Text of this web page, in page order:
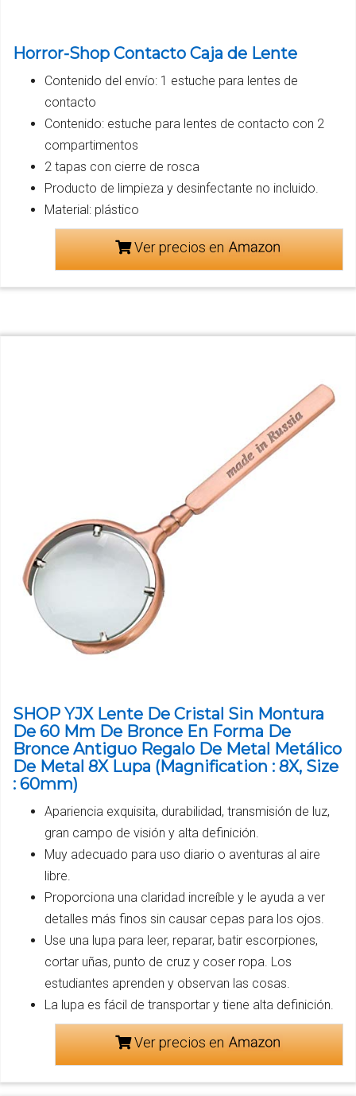
Horror-Shop Contacto Caja de Lente
Contenido del envío: 1 estuche para lentes de
contacto
Contenido: estuche para lentes de contacto con 2
compartimentos
2 tapas con cierre de rosca
Producto de limpieza y desinfectante no incluido.
Material: plástico
Ver precios en
SHOP YJX Lente De Cristal Sin Montura
De 60 Mm De Bronce En Forma De
Bronce Antiguo Regalo De Metal Metálico
De Metal 8X Lupa (Magnification : 8X, Size
: 60mm)
Apariencia exquisita, durabilidad, transmisión de luz,
gran campo de visión y alta definición.
Muy adecuado para uso diario o aventuras al aire
libre.
Proporciona una claridad increíble y le ayuda a ver
detalles más finos sin causar cepas para los ojos.
Use una lupa para leer, reparar, batir escorpiones,
cortar uñas, punto de cruz y coser ropa. Los
estudiantes aprenden y observan las cosas.
La lupa es fácil de transportar y tiene alta definición.
Ver precios en